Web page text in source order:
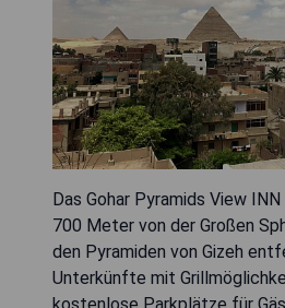
Das Gohar Pyramids View
700 Meter von der Großen
den Pyramiden von Gizeh
Unterkünfte mit